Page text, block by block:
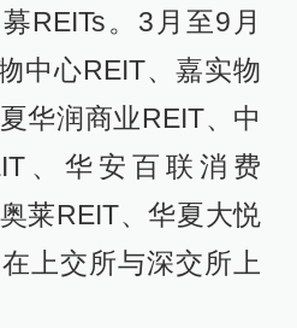
REITs。3月至9月
中心REIT、嘉实物
华润商业REIT、中
、华安百联消费
莱REIT、华夏大悦
上交所与深交所上